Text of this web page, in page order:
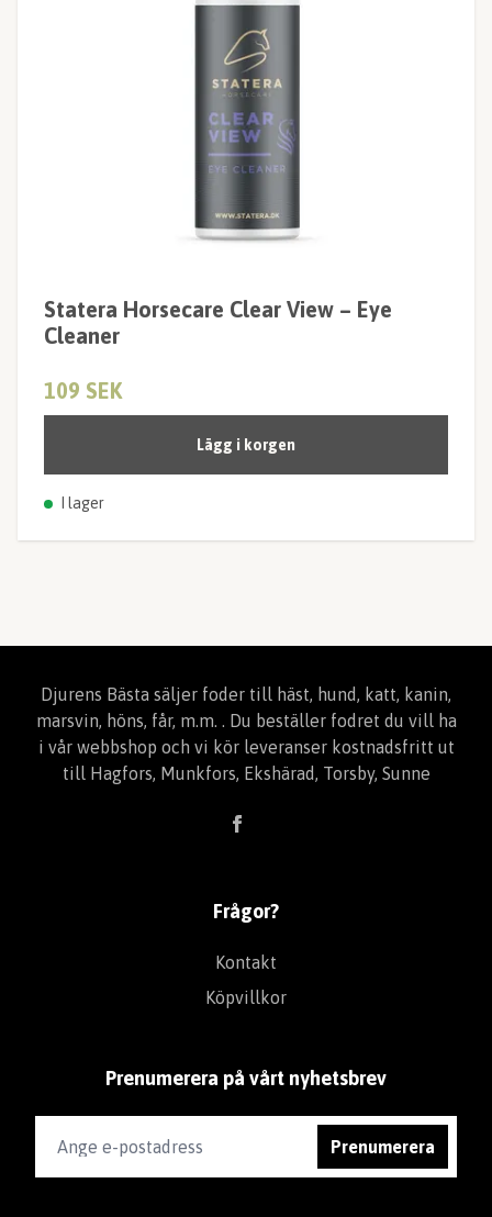
Statera Horsecare Clear View – Eye
Cleaner
109 SEK
Lägg i korgen
I lager
Djurens Bästa säljer foder till häst, hund, katt, kanin,
marsvin, höns, får, m.m. . Du beställer fodret du vill ha
i vår webbshop och vi kör leveranser kostnadsfritt ut
till Hagfors, Munkfors, Ekshärad, Torsby, Sunne
Frågor?
Kontakt
Köpvillkor
Prenumerera på vårt nyhetsbrev
Prenumerera